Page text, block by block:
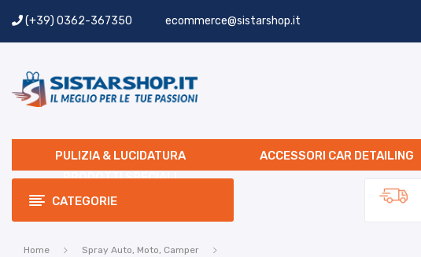
(+39) 0362-367350 ecommerce@sistarshop.it
PULIZIA & LUCIDATURA ACCESSORI CAR DETAILING
PRODOTTI SPECIALI
CATEGORIE
Home
Spray Auto, Moto, Camper